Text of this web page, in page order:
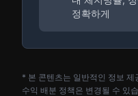
정확하게
* 본 콘텐츠는 일반적인 정보
수익 배분 정책은 변경될 수 있